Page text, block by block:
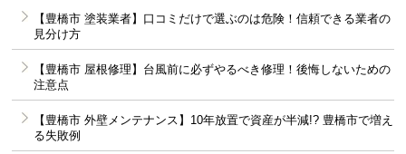
【豊橋市 塗装業者】口コミだけで選ぶのは危険！信頼できる業者の
見分け方
【豊橋市 屋根修理】台風前に必ずやるべき修理！後悔しないための
注意点
【豊橋市 外壁メンテナンス】10年放置で資産が半減!? 豊橋市で増え
る失敗例